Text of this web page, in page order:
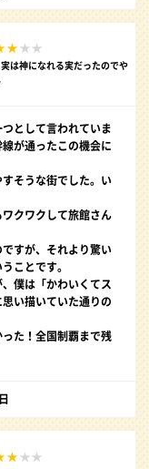
は神になれる実だったのでや
として言われていま
が通ったこの機会に
そうな街でした。い
クワクして旅館さん
すが、それより驚い
ことです。
僕は「かわいくてス
い描いていた通りの
た！全国制覇まで残